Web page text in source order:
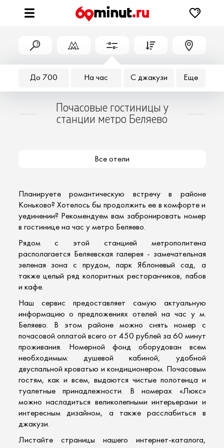
До 700 На час С джакузи Еще
Почасовые гостиницы у
станции метро Беляево
Все отели
Планируете романтическую встречу в районе
Коньково? Хотелось бы продолжить ее в комфорте и
уединении? Рекомендуем вам забронировать номер
в гостинице на час у метро Беляево.
Рядом с этой станцией метрополитена
располагается Беляевская галерея - замечательная
зеленая зона с прудом, парк Яблоневый сад, а
также целый ряд колоритных ресторанчиков, пабов
и кафе.
Наш сервис предоставляет самую актуальную
информацию о предложенияхотелей на час у м.
Беляево. В этом районе можно снять номер с
почасовой оплатой всего от 450 рублей за 60 минут
проживания. Номерной фонд оборудован всем
необходимым: душевой кабиной, удобной
двуспальной кроватью и кондиционером. Почасовым
гостям, как и всем, выдаются чистые полотенца и
туалетные принадлежности. В номерах «Люкс»
можно насладиться великолепными интерьерами и
интересным дизайном, а также расслабиться в
джакузи.
Листайте страницы нашего интернет-каталога,